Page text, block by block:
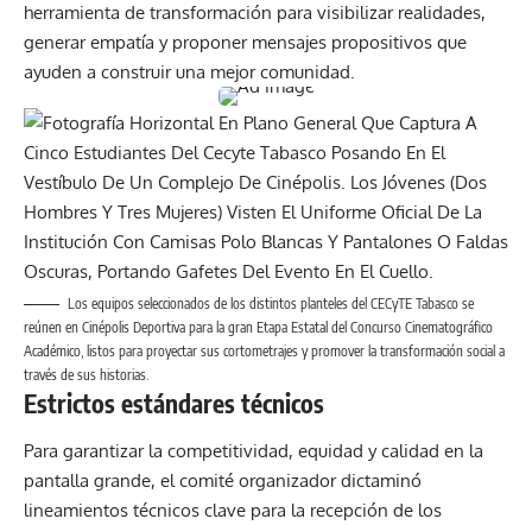
herramienta de transformación para visibilizar realidades,
generar empatía y proponer mensajes propositivos que
ayuden a construir una mejor comunidad.
Los equipos seleccionados de los distintos planteles del CECyTE Tabasco se
reúnen en Cinépolis Deportiva para la gran Etapa Estatal del Concurso Cinematográfico
Académico, listos para proyectar sus cortometrajes y promover la transformación social a
través de sus historias.
Estrictos estándares técnicos
Para garantizar la competitividad, equidad y calidad en la
pantalla grande, el comité organizador dictaminó
lineamientos técnicos clave para la recepción de los